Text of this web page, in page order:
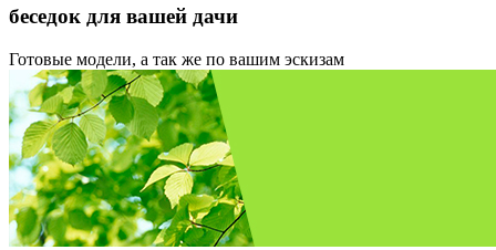
беседок для вашей дачи
Готовые модели, а так же по вашим эскизам